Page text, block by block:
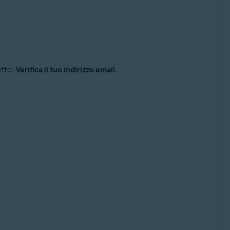
Verifica il tuo indirizzo email.